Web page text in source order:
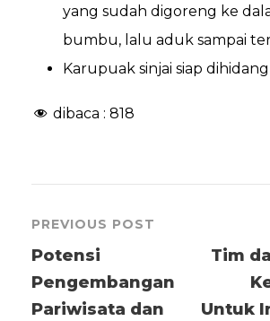
yang sudah digoreng ke
bumbu, lalu aduk sampai
Karupuak sinjai siap
dibaca : 818
PREVIOUS POST
Potensi
Pengembangan
Pariwisata dan
Tim
Untuk